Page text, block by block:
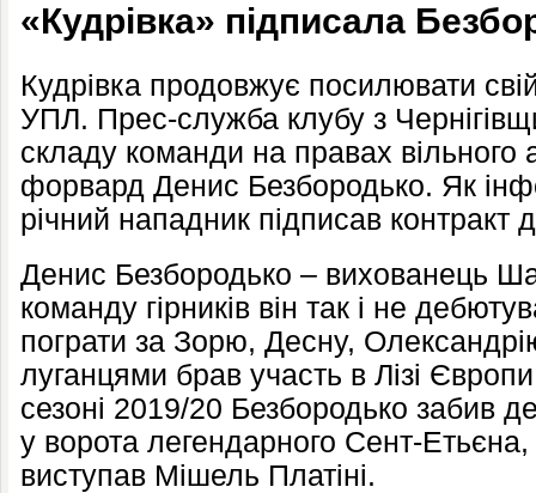
«Кудрівка» підписала
Кудрівка продовжує посилювати
УПЛ. Прес-служба клубу з
складу команди на правах вільного
форвард Денис Безбородько. Як
річний нападник підписав контракт
Денис Безбородько – вихованець
команду гірників він так і не
пограти за Зорю, Десну,
луганцями брав участь в Лізі
сезоні 2019/20 Безбородько забив
у ворота легендарного Сент-Етьєна,
виступав Мішель Платіні.